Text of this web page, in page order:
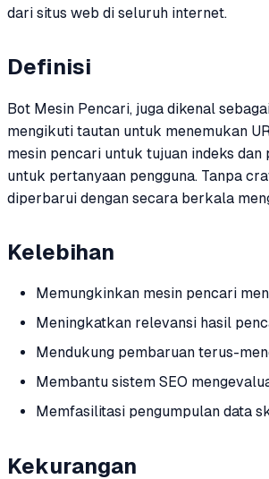
dari situs web di seluruh internet.
Definisi
Bot Mesin Pencari, juga dikenal
mengikuti tautan untuk menemukan
mesin pencari untuk tujuan indeks
untuk pertanyaan pengguna. Tanpa
diperbarui dengan secara berkala
Kelebihan
Memungkinkan mesin pencari
Meningkatkan relevansi hasil
Mendukung pembaruan terus-
Membantu sistem SEO
Memfasilitasi pengumpulan data
Kekurangan